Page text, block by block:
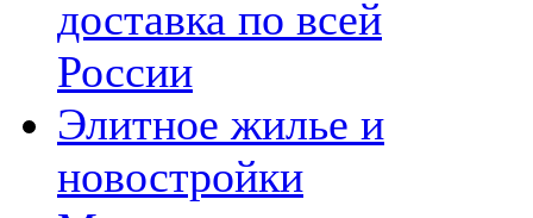
доставка по всей
России
Элитное жилье и
новостройки